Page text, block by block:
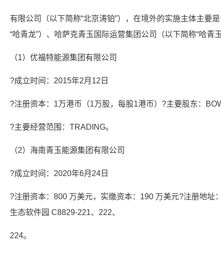
有限公司（以下简称“北京涛铂”），在境外的实施主体主要
“哈青龙”）、哈萨克青玉国际运营集团公司（以下简称“哈青
（1）优福特能源集团有限公司
?成立时间：2015年2月12日
?注册资本：1万港币（1万股，每股1港币）?主要股东：
?主要经营范围：TRADING。
（2）海南青玉能源集团有限公司
?成立时间：2020年6月24日
?注册资本：800 万美元，实缴资本：190 万美元?注册地址
生态软件园 C8829-221、222、
224。